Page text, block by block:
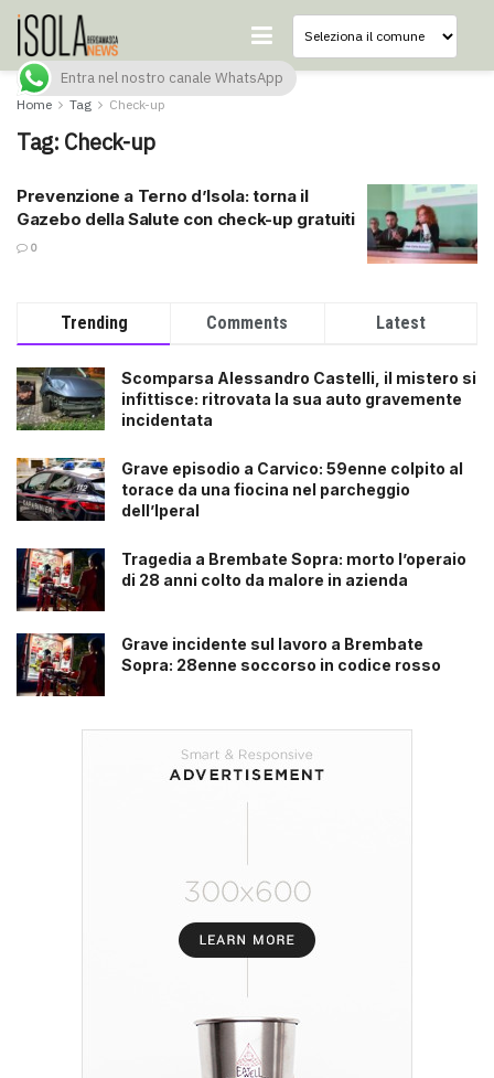
Home Tag Check-up
Tag: Check-up
Prevenzione a Terno d’Isola: torna il
Gazebo della Salute con check-up gratuiti
0
Trending Comments Latest
Scomparsa Alessandro Castelli, il mistero si
infittisce: ritrovata la sua auto gravemente
incidentata
Grave episodio a Carvico: 59enne colpito al
torace da una fiocina nel parcheggio
dell’Iperal
Tragedia a Brembate Sopra: morto l’operaio
di 28 anni colto da malore in azienda
Grave incidente sul lavoro a Brembate
Sopra: 28enne soccorso in codice rosso
Entra nel nostro canale WhatsApp